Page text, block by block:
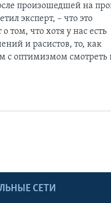
произошедшей на
эксперт, – что это
том, что хотя у нас есть
и расистов, то, как
с оптимизмом смотреть
СЕТИ